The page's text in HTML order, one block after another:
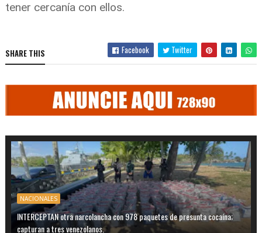
tener cercanía con ellos.
SHARE THIS Facebook Twitter
NACIONALES
INTERCEPTAN otra narcolancha con 978 paquetes de presunta cocaína;
capturan a tres venezolanos.